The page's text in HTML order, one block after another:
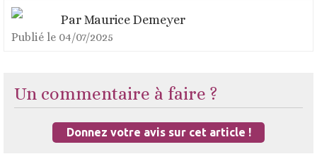
Par Maurice Demeyer
Publié le 04/07/2025
Un commentaire à faire ?
Donnez votre avis sur cet article !